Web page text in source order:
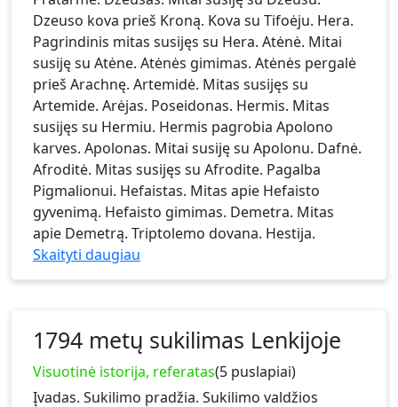
Dzeuso kova prieš Kroną. Kova su Tifoėju. Hera.
Pagrindinis mitas susijęs su Hera. Atėnė. Mitai
susiję su Atėne. Atėnės gimimas. Atėnės pergalė
prieš Arachnę. Artemidė. Mitas susijęs su
Artemide. Arėjas. Poseidonas. Hermis. Mitas
susijęs su Hermiu. Hermis pagrobia Apolono
karves. Apolonas. Mitai susiję su Apolonu. Dafnė.
Afroditė. Mitas susijęs su Afrodite. Pagalba
Pigmalionui. Hefaistas. Mitas apie Hefaisto
gyvenimą. Hefaisto gimimas. Demetra. Mitas
apie Demetrą. Triptolemo dovana. Hestija.
Skaityti daugiau
1794 metų sukilimas Lenkijoje
Visuotinė istorija, referatas(5 puslapiai)
Įvadas. Sukilimo pradžia. Sukilimo valdžios